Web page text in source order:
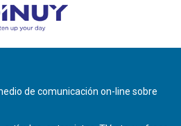
de comunicación on-line sobre